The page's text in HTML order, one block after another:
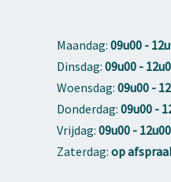
Maandag: 09u00 -
Dinsdag: 09u00 -
Woensdag: 09u00 -
Donderdag: 09u00 -
Vrijdag: 09u00 - 12u00
Zaterdag: op